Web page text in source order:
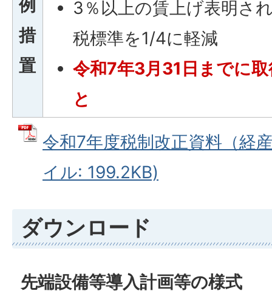
例
措
置
3％以上の賃上げ表明さ
税標準を1/4に軽減
令和7年3月31日までに
と
令和7年度税制改正資料（経
イル: 199.2KB)
ダウンロード
先端設備等導入計画等の様式